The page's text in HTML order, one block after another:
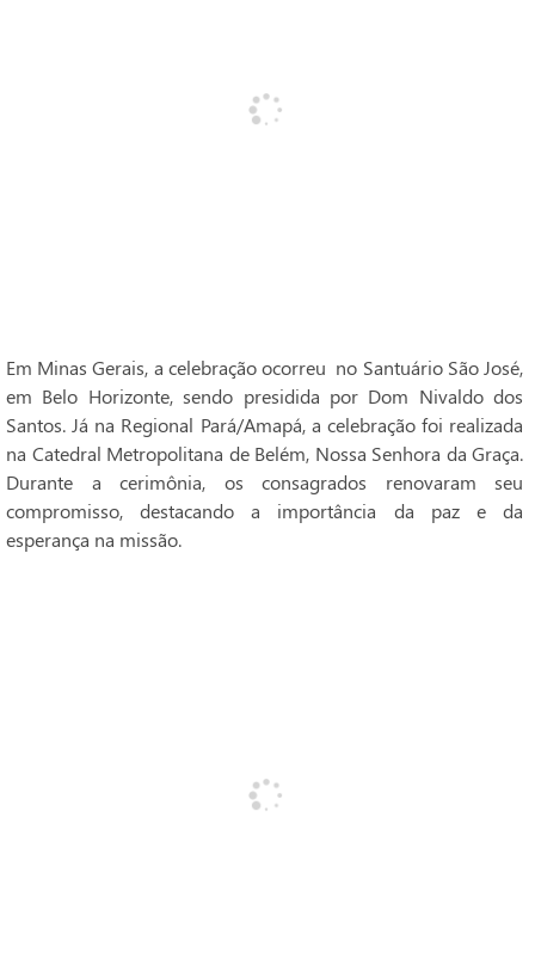
Em Minas Gerais, a celebração ocorreu no Santuário São José,
em Belo Horizonte, sendo presidida por Dom Nivaldo dos
Santos. Já na Regional Pará/Amapá, a celebração foi realizada
na Catedral Metropolitana de Belém, Nossa Senhora da Graça.
Durante a cerimônia, os consagrados renovaram seu
compromisso, destacando a importância da paz e da
esperança na missão.